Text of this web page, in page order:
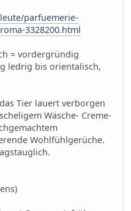
parfuemerie-
3328200.html
= vordergründig
ledrig bis orientalisch,
Tier lauert verborgen
Wäsche- Creme-
Wohlfühlgerüche.